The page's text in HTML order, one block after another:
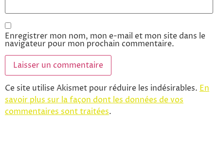
Enregistrer mon nom, mon e-mail et mon site dans le
navigateur pour mon prochain commentaire.
Ce site utilise Akismet pour réduire les indésirables. En
savoir plus sur la façon dont les données de vos
commentaires sont traitées.